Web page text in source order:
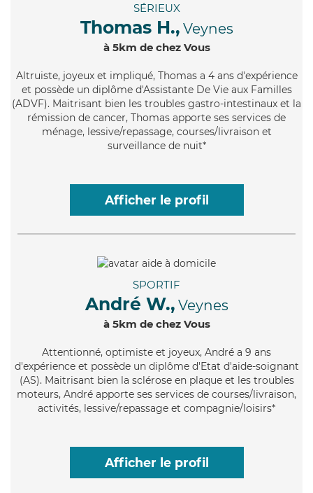
SÉRIEUX
Thomas H., Veynes
à 5km de chez Vous
Altruiste, joyeux et impliqué, Thomas a 4 ans d'expérience
et possède un diplôme d'Assistante De Vie aux Familles
(ADVF). Maitrisant bien les troubles gastro-intestinaux et la
rémission de cancer, Thomas apporte ses services de
ménage, lessive/repassage, courses/livraison et
surveillance de nuit*
Afficher le profil
SPORTIF
André W., Veynes
à 5km de chez Vous
Attentionné, optimiste et joyeux, André a 9 ans
d'expérience et possède un diplôme d'Etat d'aide-soignant
(AS). Maitrisant bien la sclérose en plaque et les troubles
moteurs, André apporte ses services de courses/livraison,
activités, lessive/repassage et compagnie/loisirs*
Afficher le profil